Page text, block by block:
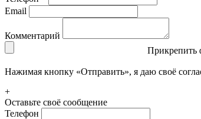
Email
Комментарий
Прикрепить
Нажимая кнопку «Отправить», я даю своё
+
Оставьте своё сообщение
Телефон